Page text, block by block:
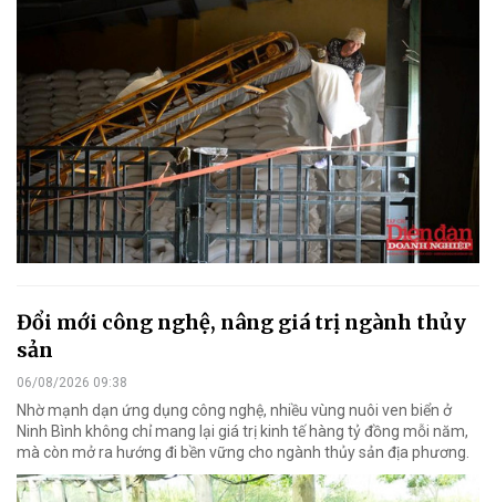
Đổi mới công nghệ, nâng giá trị ngành thủy
sản
06/08/2026 09:38
Nhờ mạnh dạn ứng dụng công nghệ, nhiều vùng nuôi ven biển ở
Ninh Bình không chỉ mang lại giá trị kinh tế hàng tỷ đồng mỗi năm,
mà còn mở ra hướng đi bền vững cho ngành thủy sản địa phương.